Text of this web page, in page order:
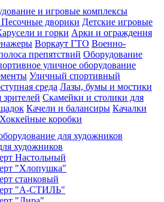
и игровые комплексы
дворики Детские игровые
и горки Арки и ограждения
Воркаут ГТО Военно-
препятствий Оборудование
уличное оборудование
Уличный спортивный
среда Лазы, бумы и мостики
Скамейки и столики для
Качели и балансиры Качалки
Хоккейные коробки
для художников
художников
Настольный
"Хлопушка"
станковый
"А-СТИЛЬ"